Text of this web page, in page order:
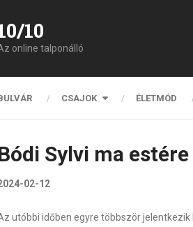
10
online talponálló
CSAJOK ÉLETMÓD
Sylvi ma
02-12
utóbbi időben egyre többször